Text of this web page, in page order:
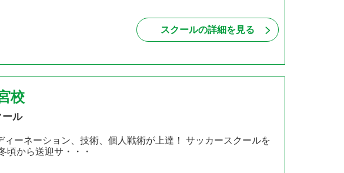
スクールの詳細を見る
校
ール
ィーネーション、技術、個人戦術が上達！ サッカースクールを
頃から送迎サ・・・